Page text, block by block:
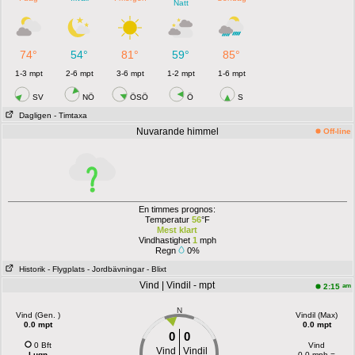
Natt
74° 54° 81° 59° 85°
1-3 mpt 2-6 mpt 3-6 mpt 1-2 mpt 1-6 mpt
SV NÖ ÖSÖ Ö S
Dagligen - Timtaxa
Nuvarande himmel Off-line
En timmes prognos:
Temperatur 56°F
Mest klart
Vindhastighet 1 mph
Regn
0%
Historik - Flygplats - Jordbävningar - Blixt
Vind | Vindil - mpt 2:15 am
Vind (Gen. )
0.0 mpt
0 Bft
N
0 0
Vind Vindil
Vindil (Max)
0.0 mpt
Vind